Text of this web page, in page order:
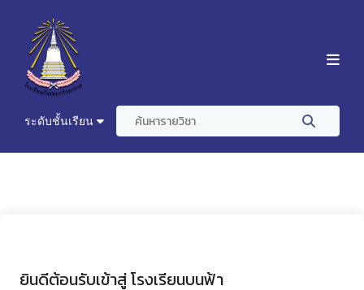
ระดับชั้นเรียน
ยินดีต้อนรับเข้าสู่ โรงเรียนบนฟ้า